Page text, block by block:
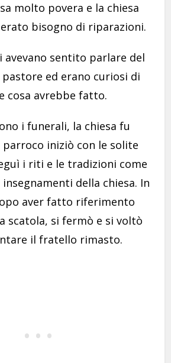
molto povera e la chiesa
bisogno di riparazioni.
avevano sentito parlare del
ed erano curiosi di
cosa avrebbe fatto.
i funerali, la chiesa fu
iniziò con le solite
i riti e le tradizioni come
della chiesa. In
aver fatto riferimento
scatola, si fermò e si voltò
il fratello rimasto.